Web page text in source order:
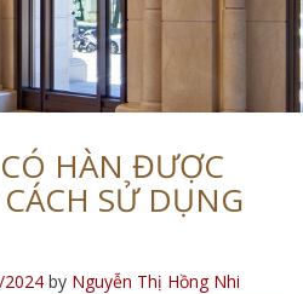
HÀN ĐƯỢC
SỬ DỤNG
by Nguyễn Thị Hồng Nhi